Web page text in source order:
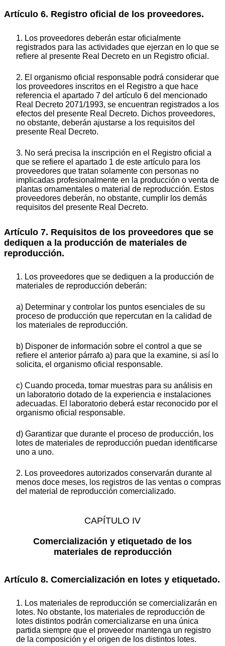
Artículo 6. Registro oficial de los proveedores.
1. Los proveedores deberán estar oficialmente
registrados para las actividades que ejerzan en lo que se
refiere al presente Real Decreto en un Registro oficial.
2. El organismo oficial responsable podrá considerar que
los proveedores inscritos en el Registro a que hace
referencia el apartado 7 del artículo 6 del mencionado
Real Decreto 2071/1993, se encuentran registrados a los
efectos del presente Real Decreto. Dichos proveedores,
no obstante, deberán ajustarse a los requisitos del
presente Real Decreto.
3. No será precisa la inscripción en el Registro oficial a
que se refiere el apartado 1 de este artículo para los
proveedores que tratan solamente con personas no
implicadas profesionalmente en la producción o venta de
plantas ornamentales o material de reproducción. Estos
proveedores deberán, no obstante, cumplir los demás
requisitos del presente Real Decreto.
Artículo 7. Requisitos de los proveedores que se
dediquen a la producción de materiales de
reproducción.
1. Los proveedores que se dediquen a la producción de
materiales de reproducción deberán:
a) Determinar y controlar los puntos esenciales de su
proceso de producción que repercutan en la calidad de
los materiales de reproducción.
b) Disponer de información sobre el control a que se
refiere el anterior párrafo a) para que la examine, si así lo
solicita, el organismo oficial responsable.
c) Cuando proceda, tomar muestras para su análisis en
un laboratorio dotado de la experiencia e instalaciones
adecuadas. El laboratorio deberá estar reconocido por el
organismo oficial responsable.
d) Garantizar que durante el proceso de producción, los
lotes de materiales de reproducción puedan identificarse
uno a uno.
2. Los proveedores autorizados conservarán durante al
menos doce meses, los registros de las ventas o compras
del material de reproducción comercializado.
CAPÍTULO IV
Comercialización y etiquetado de los
materiales de reproducción
Artículo 8. Comercialización en lotes y etiquetado.
1. Los materiales de reproducción se comercializarán en
lotes. No obstante, los materiales de reproducción de
lotes distintos podrán comercializarse en una única
partida siempre que el proveedor mantenga un registro
de la composición y el origen de los distintos lotes.